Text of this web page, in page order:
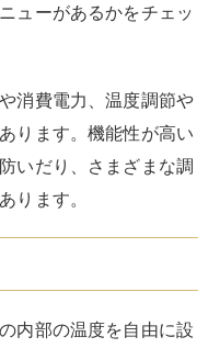
ューがあるかをチェッ
消費電力、温度調節や
ります。機能性が高い
いだり、さまざまな調
ります。
内部の温度を自由に設